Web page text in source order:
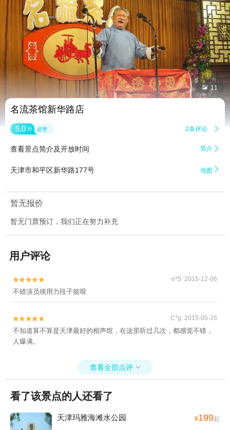
 11
名流茶馆新华路店
5.0 分 超赞 2条评论 
查看景点简介及开放时间 简介 
天津市和平区新华路177号 地图 
暂无报价
暂无门票预订，我们正在努力补充
用户评论

 o*5 2015-12-06
不错演员很用力段子挺哏

 C*g 2015-05-26
不知道算不算是天津最好的相声馆，在这里听过几次，都感觉不错，
人爆满。
查看全部点评 
看了该景点的人还看了
天津玛雅海滩水公园 ¥199起